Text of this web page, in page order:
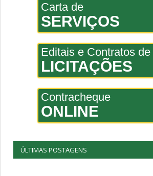
Carta de
SERVIÇOS
Editais e Contratos de
LICITAÇÕES
Contracheque
ONLINE
ÚLTIMAS POSTAGENS